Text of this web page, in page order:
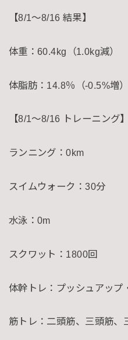
【8/1〜8/16 結果】
体重：60.4kg（1.0kg減）
体脂肪：14.8％（-0.5%増）
【8/1〜8/16 トレーニング】
ランニング：0km
スイムウォーク：30分
水泳：0m
スクワット：1800回
体幹トレ：プッシュアップ
筋トレ：二頭筋、三頭筋、